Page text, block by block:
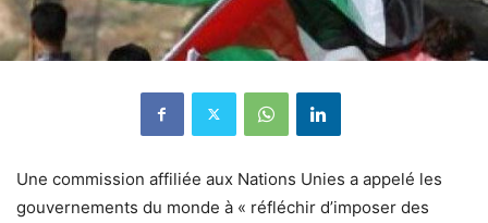
Une commission affiliée aux Nations Unies a appelé les
gouvernements du monde à « réfléchir d’imposer des